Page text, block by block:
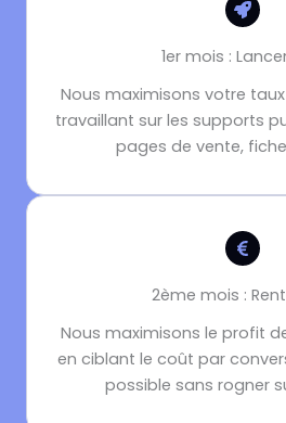
1er mois :
Nous maximisons votre
travaillant sur les supports
pages de vente,
2ème mois :
Nous maximisons le profit
en ciblant le coût par
possible sans rogner